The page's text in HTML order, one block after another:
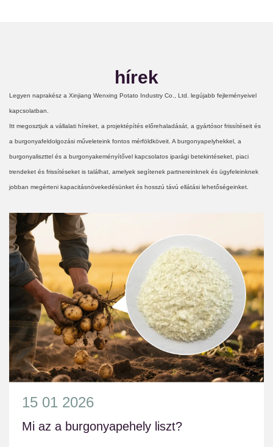
hírek
Legyen naprakész a Xinjiang Wenxing Potato Industry Co., Ltd. legújabb fejleményeivel
kapcsolatban.
Itt megosztjuk a vállalati híreket, a projektépítés előrehaladását, a gyártósor frissítéseit és
a burgonyafeldolgozási műveleteink fontos mérföldköveit. A burgonyapelyhekkel, a
burgonyaliszttel és a burgonyakeményítővel kapcsolatos iparági betekintéseket, piaci
trendeket és frissítéseket is találhat, amelyek segítenek partnereinknek és ügyfeleinknek
jobban megérteni kapacitásnövekedésünket és hosszú távú ellátási lehetőségeinket.
15 01 2026
Mi az a burgonyapehely liszt?